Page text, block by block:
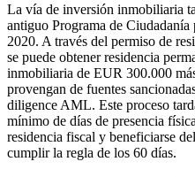
La vía de inversión inmobiliaria
antiguo Programa de
2020. A través del permiso de
se puede obtener residencia
inmobiliaria de EUR 300.000
provengan de fuentes
diligence AML. Este proceso
mínimo de días de presencia
residencia fiscal y beneficiarse
cumplir la regla de los 60 días.